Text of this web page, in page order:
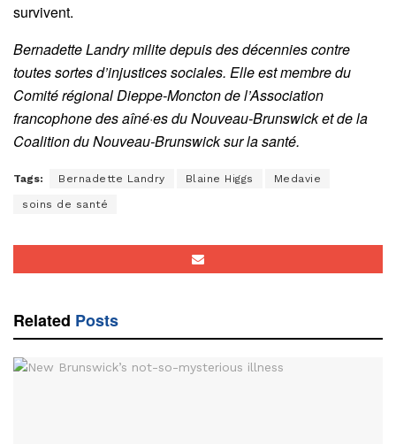
survivent.
Bernadette Landry milite depuis des décennies contre
toutes sortes d’injustices sociales. Elle est membre du
Comité régional Dieppe-Moncton de l’Association
francophone des aîné·es du Nouveau-Brunswick et de la
Coalition du Nouveau-Brunswick sur la santé.
Tags: Bernadette Landry Blaine Higgs Medavie
soins de santé
Related Posts